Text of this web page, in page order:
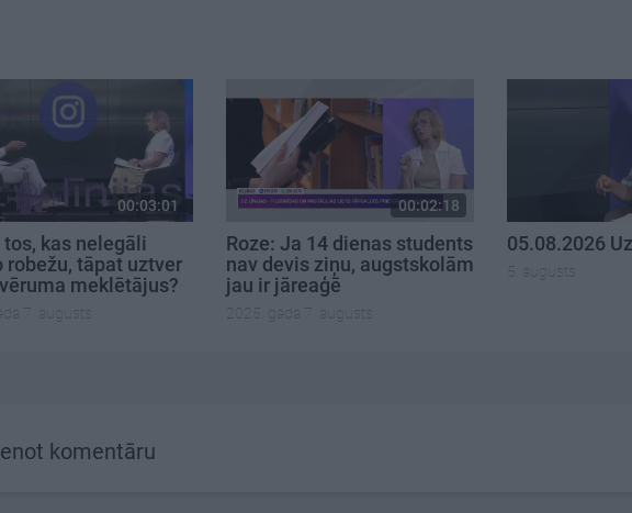
00:03:01
tos, kas nelegāli
robežu, tāpat uztver
meklētājus?
7. augusts
00:02:18
Roze: Ja 14 dienas students
nav devis ziņu, augstskolām
jau ir jāreaģē
2025. gada 7. augusts
05.08.2026
5. augusts
komentāru